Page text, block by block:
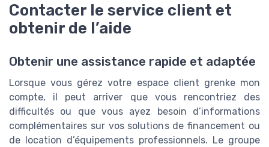
Contacter le service client et
obtenir de l’aide
Obtenir une assistance rapide et adaptée
Lorsque vous gérez votre espace client grenke mon
compte, il peut arriver que vous rencontriez des
difficultés ou que vous ayez besoin d’informations
complémentaires sur vos solutions de financement ou
de location d’équipements professionnels. Le groupe